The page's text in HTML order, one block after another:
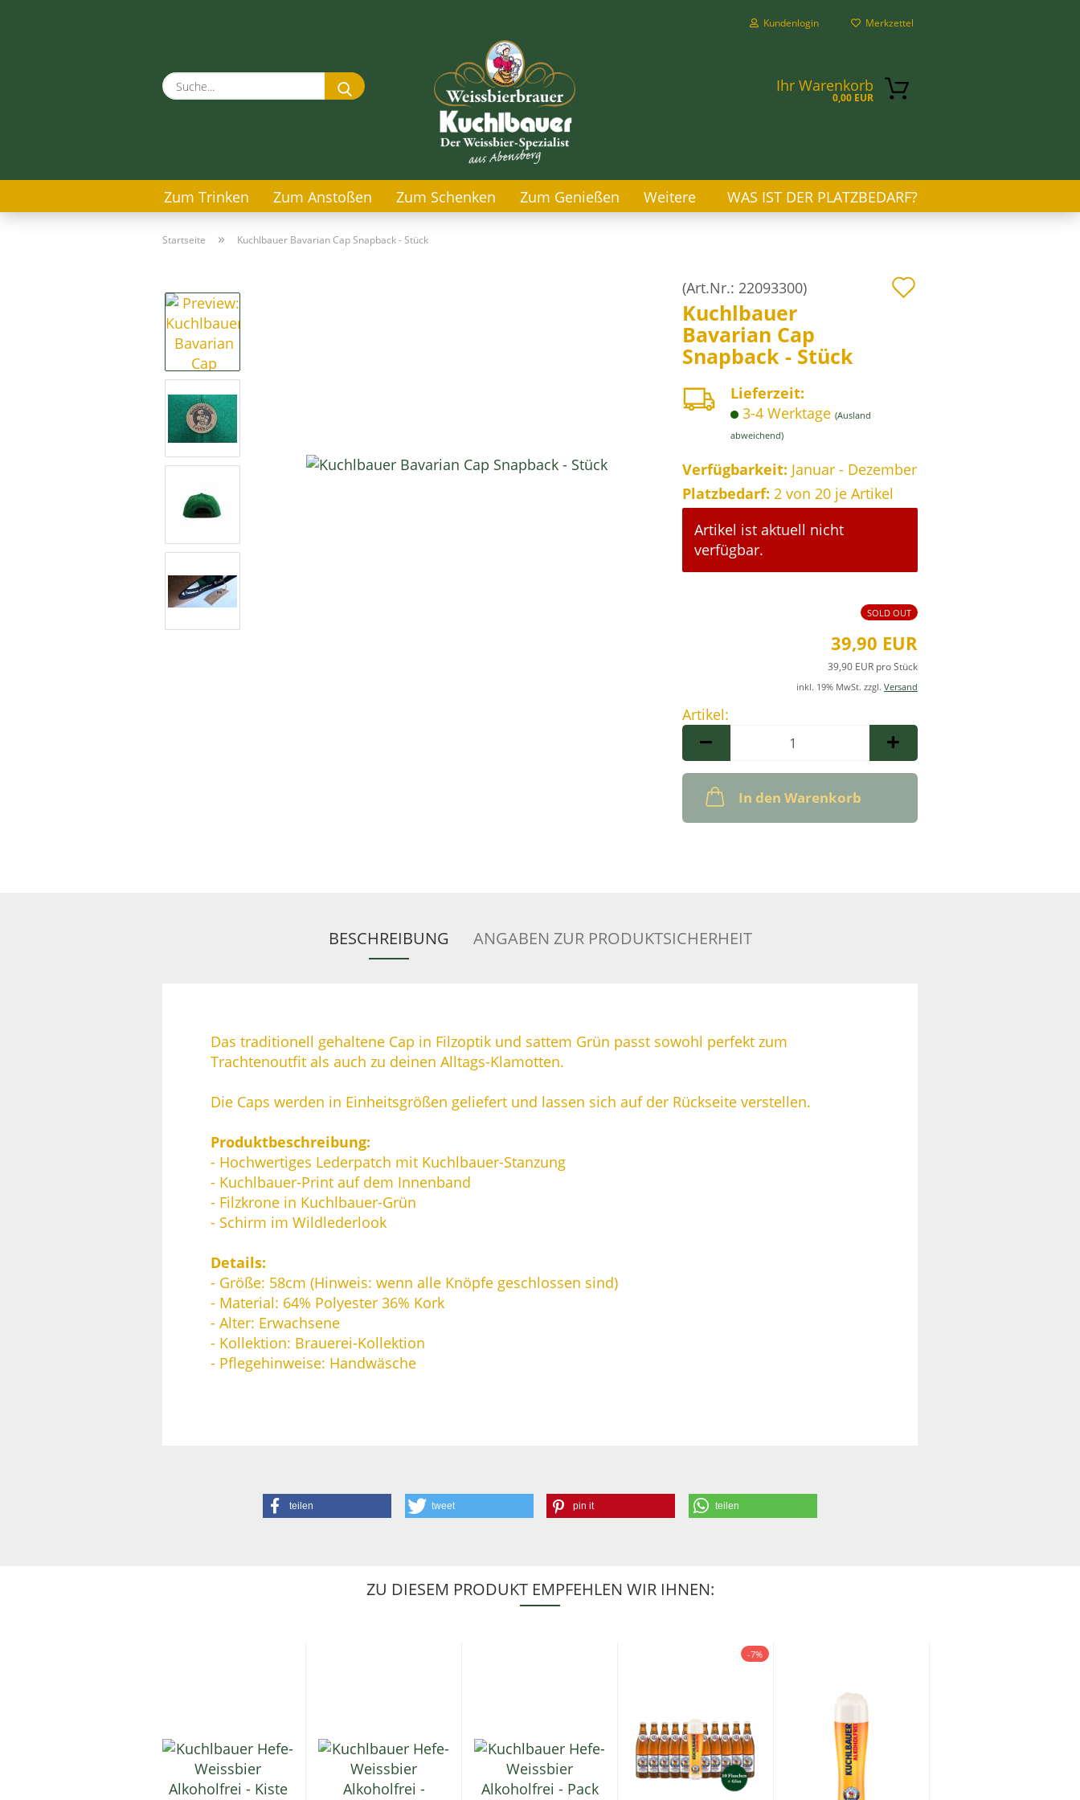
Kundenlogin Merkzettel
Suche... Ihr Warenkorb
0,00 EUR
Zum Trinken Zum Anstoßen Zum Schenken Zum Genießen WAS IST DER PLATZBEDARF?
Weitere
Startseite » Kuchlbauer Bavarian Cap Snapback - Stück
(Art.Nr.: 22093300)
Kuchlbauer
Bavarian Cap
Snapback - Stück
Lieferzeit:
3-4 Werktage (Ausland
abweichend)
Verfügbarkeit: Januar - Dezember
Platzbedarf: 2von 20 je Artikel
Artikel ist aktuell nicht
verfügbar.
SOLD OUT
39,90 EUR
39,90 EUR pro Stück
inkl. 19% MwSt. zzgl. Versand
Artikel:
Artikel
In den Warenkorb
BESCHREIBUNG ANGABEN ZUR PRODUKTSICHERHEIT
Das traditionell gehaltene Cap in Filzoptik und sattem Grün passt sowohl perfekt zum
Trachtenoutfit als auch zu deinen Alltags-Klamotten.
Die Caps werden in Einheitsgrößen geliefert und lassen sich auf der Rückseite verstellen.
Produktbeschreibung:
- Hochwertiges Lederpatch mit Kuchlbauer-Stanzung
- Kuchlbauer-Print auf dem Innenband
- Filzkrone in Kuchlbauer-Grün
- Schirm im Wildlederlook
Details:
- Größe: 58cm (Hinweis: wenn alle Knöpfe geschlossen sind)
- Material: 64% Polyester 36% Kork
- Alter: Erwachsene
- Kollektion: Brauerei-Kollektion
- Pflegehinweise: Handwäsche
teilen tweet pin it teilen
ZU DIESEM PRODUKT EMPFEHLEN WIR IHNEN:
-7%